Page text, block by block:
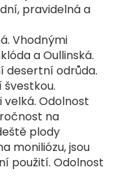
pravidelná a
Vhodnými
a Oullinská.
desertní odrůda.
švestkou.
velká. Odolnost
na
plody
moniliózu, jsou
použití. Odolnost